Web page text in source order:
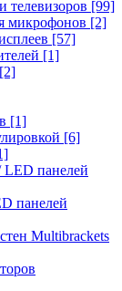
телевизоров [99]
микрофонов [2]
[57]
[1]
[2]
[1]
[6]
панелей
панелей
Multibrackets